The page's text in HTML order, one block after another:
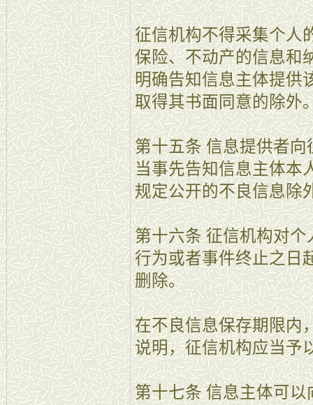
征信机构不得采集个人
保险、不动产的信息和
明确告知信息主体提供
取得其书面同意的除外
第十五条 信息提供者
当事先告知信息主体本
规定公开的不良信息除
第十六条 征信机构对
行为或者事件终止之日
删除。
在不良信息保存期限内
说明，征信机构应当予
第十七条 信息主体可